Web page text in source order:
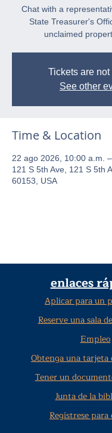
Chat with a
State Treasurer's
unclaimed
Tickets are
See other
Time & Location
22 ago 2026, 10:00 a.m.
121 S 5th Ave, 121 S 5th
60153, USA
enlaces
Aplicar para un
Reserve una sala
Empleo
Obtenga una tarjeta
Tener un
Junta de la
Regístrese